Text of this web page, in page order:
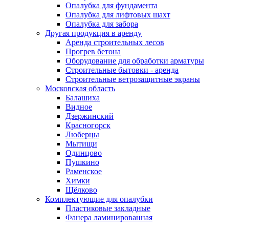
Опалубка для фундамента
Опалубка для лифтовых шахт
Опалубка для забора
Другая продукция в аренду
Аренда строительных лесов
Прогрев бетона
Оборудование для обработки арматуры
Строительные бытовки - аренда
Строительные ветрозащитные экраны
Московская область
Балашиха
Видное
Дзержинский
Красногорск
Люберцы
Мытищи
Одинцово
Пушкино
Раменское
Химки
Щёлково
Комплектующие для опалубки
Пластиковые закладные
Фанера ламинированная